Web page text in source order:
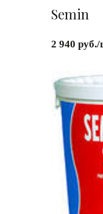
Semin
2 940